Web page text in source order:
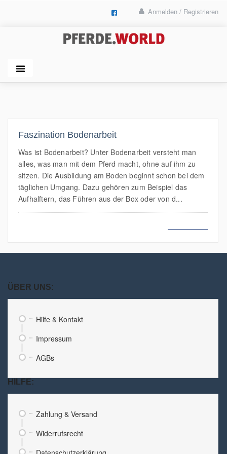
Anmelden / Registrieren
Faszination Bodenarbeit
Was ist Bodenarbeit? Unter Bodenarbeit versteht man
alles, was man mit dem Pferd macht, ohne auf ihm zu
sitzen. Die Ausbildung am Boden beginnt schon bei dem
täglichen Umgang. Dazu gehören zum Beispiel das
Aufhalftern, das Führen aus der Box oder von d...
ÜBER UNS:
Hilfe & Kontakt
Impressum
AGBs
HILFE:
Zahlung & Versand
Widerrufsrecht